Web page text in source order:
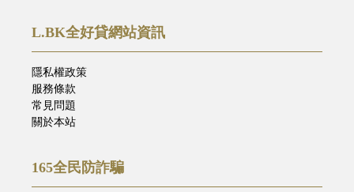
L.BK全好貸網站資訊
隱私權政策
服務條款
常見問題
關於本站
165全民防詐騙